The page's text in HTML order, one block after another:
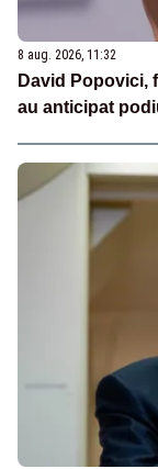
8 aug. 2026, 11:32
David Popovici,
au anticipat